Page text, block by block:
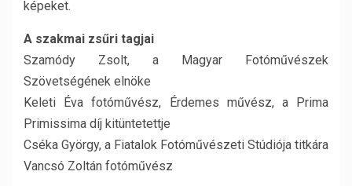
képeket.
A szakmai zsűri tagjai
Szamódy Zsolt, a Magyar Fotóművészek
Szövetségének elnöke
Keleti Éva fotóművész, Érdemes művész, a Prima
Primissima díj kitüntetettje
Cséka György, a Fiatalok Fotóművészeti Stúdiója titkára
Vancsó Zoltán fotóművész